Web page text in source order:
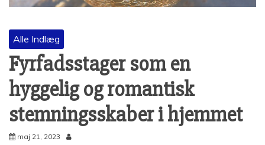
Alle Indlæg
Fyrfadsstager som en
hyggelig og romantisk
stemningsskaber i hjemmet
maj 21, 2023